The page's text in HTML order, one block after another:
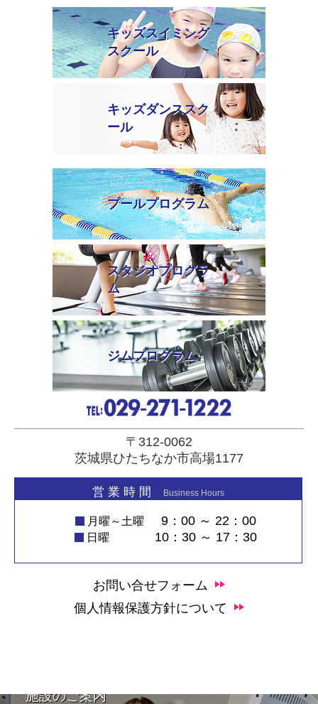
キッズスイミング
スクール
キッズダンススク
ール
プールプログラム
スタジオプログラ
ム
ジムプログラム
〒312-0062
茨城県ひたちなか市高場1177
営 業 時 間 Business Hours
月曜～土曜 9：00 ～ 22：00
日曜 10：30 ～ 17：30
お問い合せフォーム
個人情報保護方針について
施設のご案内